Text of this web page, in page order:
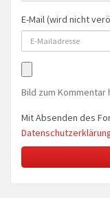
E-Mail (wird nicht
Bild zum Kommentar
Mit Absenden des